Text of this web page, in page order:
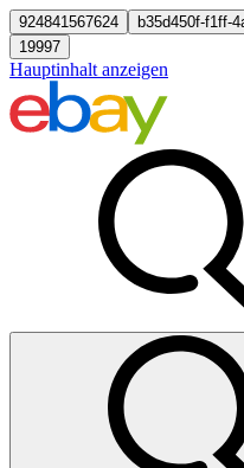
924841567624
b35d450f-f1ff-
19997
Hauptinhalt anzeigen